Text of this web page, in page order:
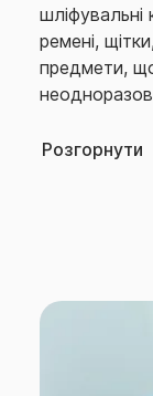
шліфувальні
ремені,
предмети,
настання
випадків та
Дія
Розгорнути